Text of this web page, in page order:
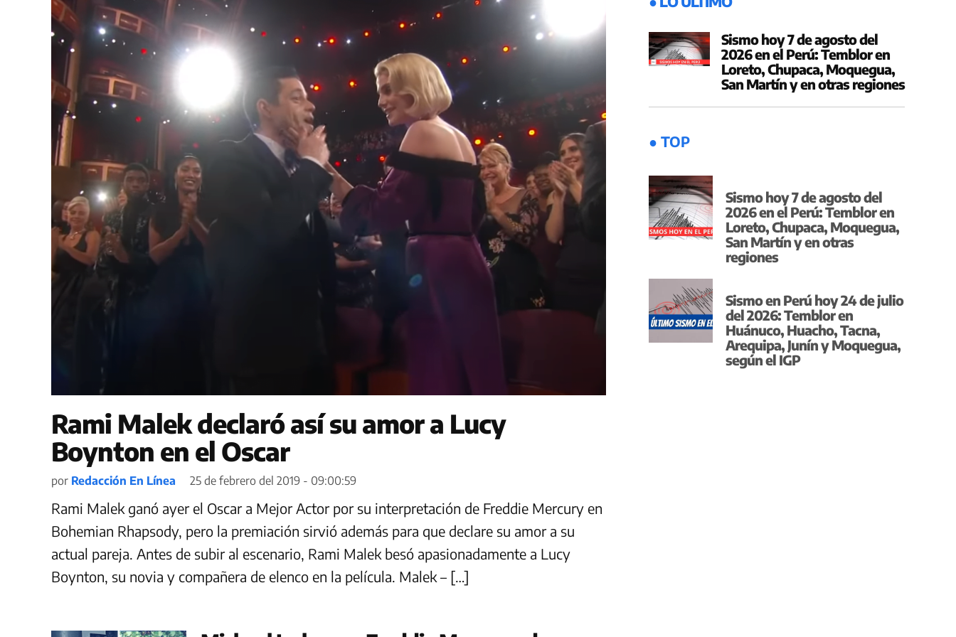
Rami Malek declaró así su amor a Lucy
Boynton en el Oscar
por Redacción En Línea 25 de febrero del 2019 - 09:00:59
Rami Malek ganó ayer el Oscar a Mejor Actor por su interpretación de Freddie Mercury en
Bohemian Rhapsody, pero la premiación sirvió además para que declare su amor a su
actual pareja. Antes de subir al escenario, Rami Malek besó apasionadamente a Lucy
Boynton, su novia y compañera de elenco en la película. Malek – […]
Sismo hoy 7 de agosto del
2026 en el Perú: Temblor en
Loreto, Chupaca, Moquegua,
San Martín y en otras regiones
● TOP
Sismo hoy 7 de agosto del
2026 en el Perú: Temblor en
Loreto, Chupaca, Moquegua,
San Martín y en otras
regiones
Sismo en Perú hoy 24 de julio
del 2026: Temblor en
Huánuco, Huacho, Tacna,
Arequipa, Junín y Moquegua,
según el IGP